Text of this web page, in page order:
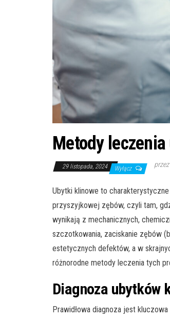
Metody
29 listopada, 2024 Wyłącz przez
Ubytki klinowe to
przyszyjkowej zębów, czyli tam,
wynikają z mechanicznych,
szczotkowania, zaciskanie zębów
estetycznych defektów, a w
różnorodne metody leczenia tych
Diagnoza ubytków
Prawidłowa diagnoza jest